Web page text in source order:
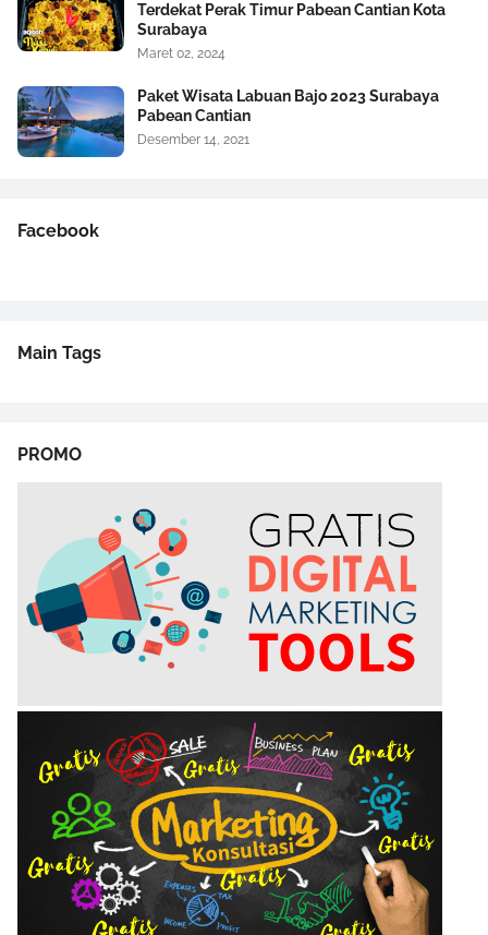
Terdekat Perak Timur Pabean Cantian Kota
Surabaya
Maret 02, 2024
Paket Wisata Labuan Bajo 2023 Surabaya
Pabean Cantian
Desember 14, 2021
Facebook
Main Tags
PROMO